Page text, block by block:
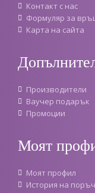
Контакт с нас
Формуляр за
Карта на сайта
Производители
Ваучер подарък
Промоции
Моят
Моят профил
История на